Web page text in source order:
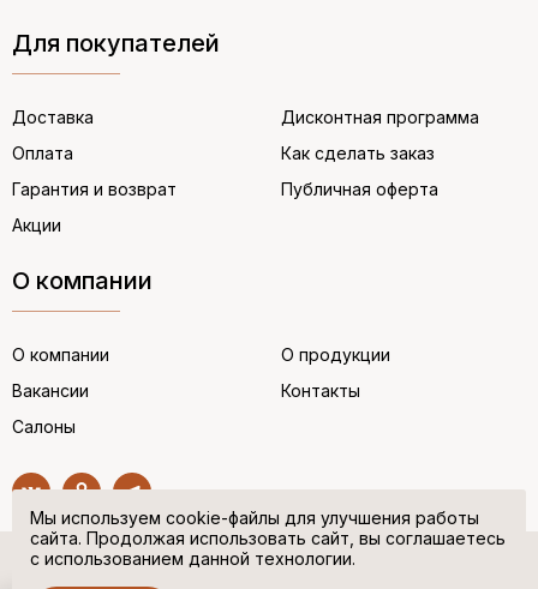
Для покупателей
Доставка
Оплата
Гарантия и возврат
Акции
Дисконтная программа
Как сделать заказ
Публичная оферта
О компании
О компании
Вакансии
Салоны
О продукции
Контакты
© “НЕМЕЦКАЯ ОБУВЬ” 2017. Все права защищены.
Мы используем cookie-файлы для улучшения работы
сайта. Продолжая использовать сайт, вы соглашаетесь
с использованием данной технологии.